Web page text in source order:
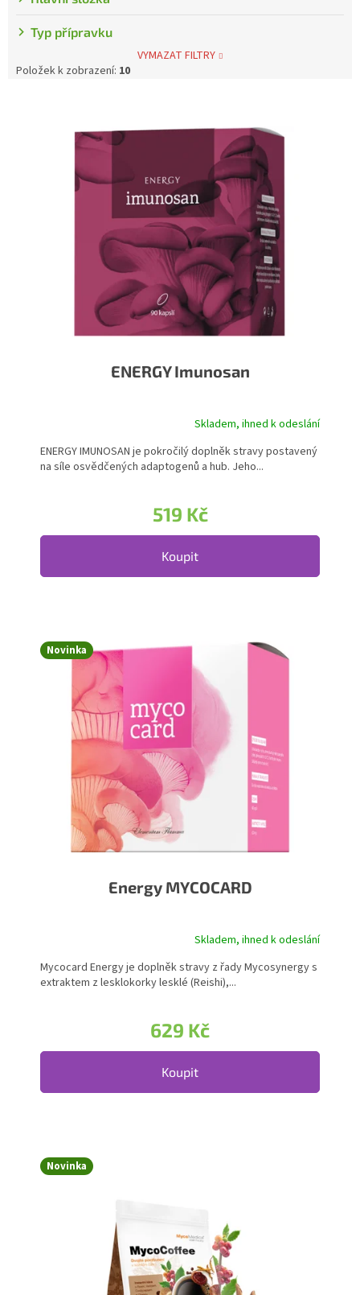
Typ přípravku
VYMAZAT FILTRY
Položek k zobrazení: 10
ENERGY Imunosan
Průměrné hodnocení produktu je 5,0 z 5 hvězdiček.
Skladem, ihned k odeslání
519 Kč
Koupit
ENERGY IMUNOSAN je pokročilý doplněk stravy postavený
na síle osvědčených adaptogenů a hub. Jeho...
Novinka
Energy MYCOCARD
Průměrné hodnocení produktu je 5,0 z 5 hvězdiček.
Skladem, ihned k odeslání
629 Kč
Koupit
Mycocard Energy je doplněk stravy z řady Mycosynergy s
extraktem z lesklokorky lesklé (Reishi),...
Novinka